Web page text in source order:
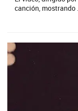
canción, mostrando